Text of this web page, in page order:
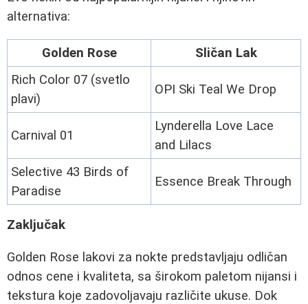
alternativa:
Golden Rose
Sličan Lak
Rich Color 07 (svetlo
plavi)
OPI Ski Teal We Drop
Carnival 01
Lynderella Love Lace
and Lilacs
Selective 43 Birds of
Paradise
Essence Break Through
Zaključak
Golden Rose lakovi za nokte predstavljaju odličan
odnos cene i kvaliteta, sa širokom paletom nijansi i
tekstura koje zadovoljavaju različite ukuse. Dok